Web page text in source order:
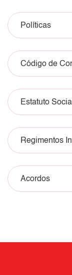
Políticas
Código de
Estatuto Social
Regimentos
Acordos